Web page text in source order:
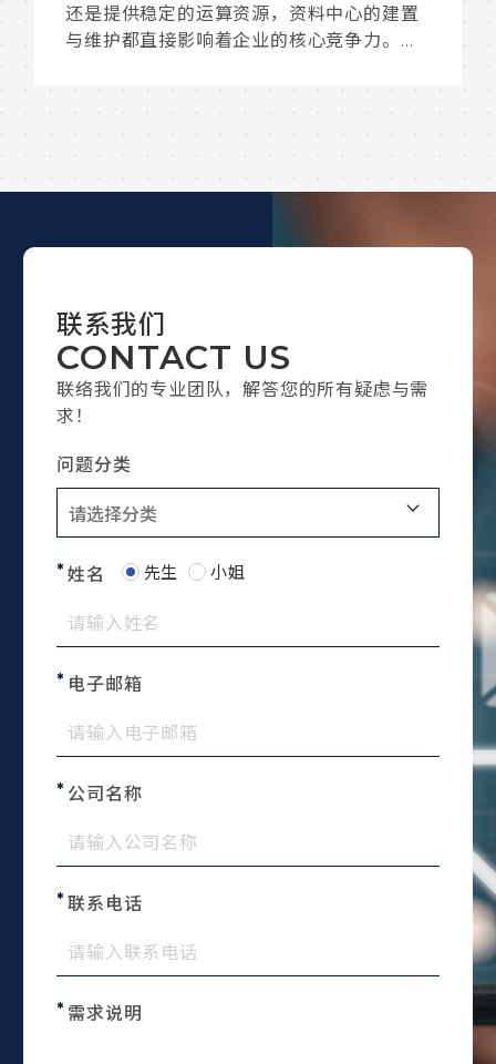
供决策参考资讯。但随着资料量和复杂度增
加，如何高效地管理和分析这些资料成为了
联系我们
CONTACT US
联络我们的专业团队，解答您的所有疑虑与需
求！
问题分类
姓名 先生 小姐
电子邮箱
公司名称
联系电话
需求说明